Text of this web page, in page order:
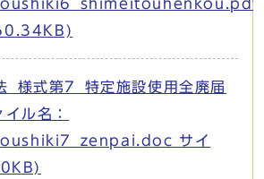
_様式第7_特定施設使用全廃届
ル名：
サイ